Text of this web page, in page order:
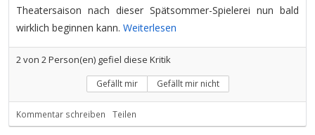
Theatersaison nach dieser Spätsommer-Spielerei nun bald
wirklich beginnen kann. Weiterlesen
2 von 2 Person(en) gefiel diese Kritik
Gefällt mir Gefällt mir nicht
Kommentar schreiben Teilen